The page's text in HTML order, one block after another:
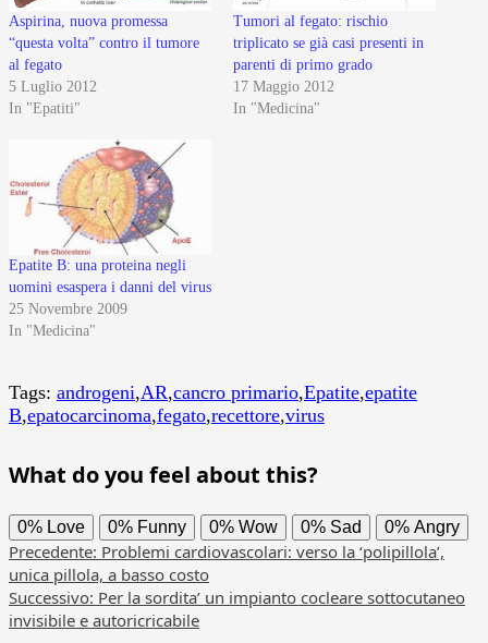
Aspirina, nuova promessa
“questa volta” contro il tumore
al fegato
5 Luglio 2012
In "Epatiti"
Tumori al fegato: rischio
triplicato se già casi presenti in
parenti di primo grado
17 Maggio 2012
In "Medicina"
Epatite B: una proteina negli
uomini esaspera i danni del virus
25 Novembre 2009
In "Medicina"
Tags: androgeni,AR,cancro primario,Epatite,epatite
B,epatocarcinoma,fegato,recettore,virus
What do you feel about this?
0% Love 0% Funny 0% Wow 0% Sad 0% Angry
Navigazione
articolo
Precedente: Problemi cardiovascolari: verso la ‘polipillola’,
unica pillola, a basso costo
Successivo: Per la sordita’ un impianto cocleare sottocutaneo
invisibile e autoricricabile